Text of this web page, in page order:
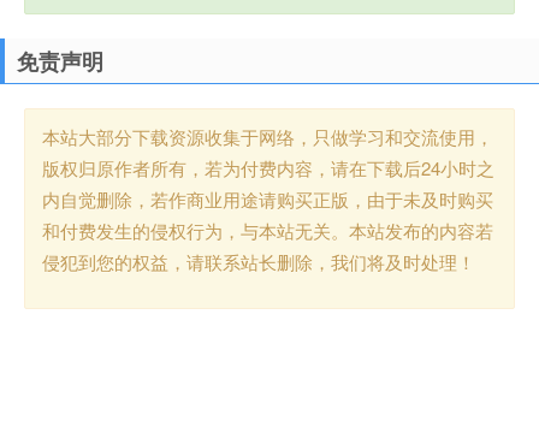
免责声明
本站大部分下载资源收集于网络，只做学习和交流使用，
版权归原作者所有，若为付费内容，请在下载后24小时之
内自觉删除，若作商业用途请购买正版，由于未及时购买
和付费发生的侵权行为，与本站无关。本站发布的内容若
侵犯到您的权益，请联系站长删除，我们将及时处理！